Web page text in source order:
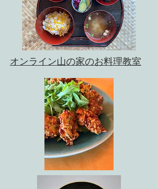
​オンライン山の家のお料理教室